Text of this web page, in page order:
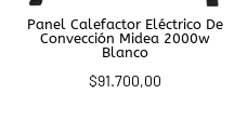
Panel Calefactor Eléctrico De
Convección Midea 2000w
Blanco
$91.700,00